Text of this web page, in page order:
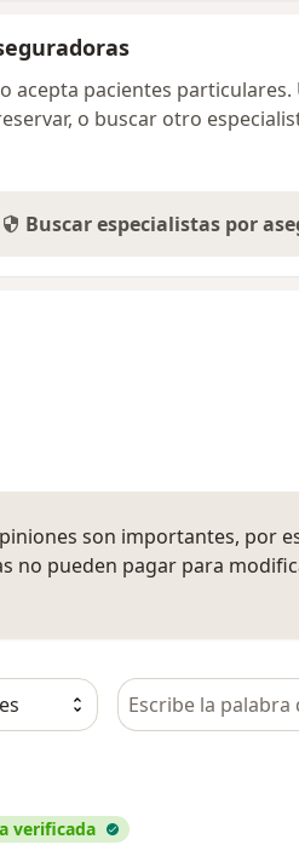
acepta pacientes
o buscar otro
Buscar especialistas por
son importantes, por
no pueden pagar para
Busca en opiniones
verificada